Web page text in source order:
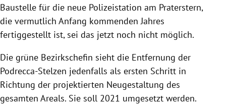
Baustelle für die neue Polizeistation am Praterstern,
die vermutlich Anfang kommenden Jahres
fertiggestellt ist, sei das jetzt noch nicht möglich.
Die grüne Bezirkschefin sieht die Entfernung der
Podrecca-Stelzen jedenfalls als ersten Schritt in
Richtung der projektierten Neugestaltung des
gesamten Areals. Sie soll 2021 umgesetzt werden.